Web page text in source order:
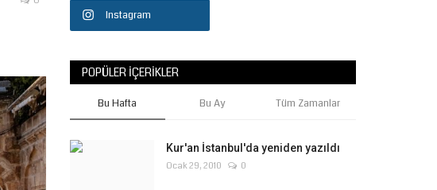
Instagram
POPÜLER İÇERIKLER
Bu Hafta Bu Ay Tüm Zamanlar
Kur'an İstanbul'da yeniden yazıldı
Ocak 29, 2010 0